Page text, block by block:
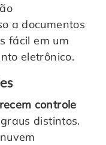
a documentos
fácil em um
eletrônico.
controle
distintos.